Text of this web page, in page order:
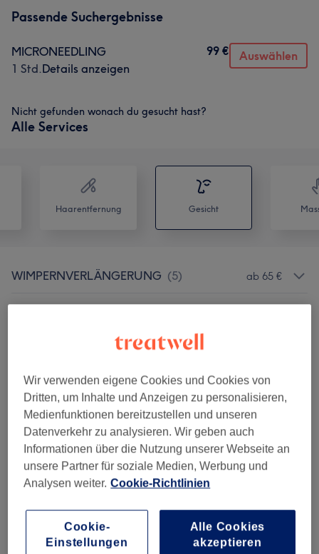
Passende Suchergebnisse
MICRONEEDLING
1 Std.Details anzeigen
99 € Auswählen
Nicht gefunden wonach du gesucht hast?
Alle Services
Haarentfernung Gesicht
WIMPERNVERLÄNGERUNG (5) ab 65 €
Salonbewertungen
5,0
Wir verwenden eigene Cookies und Cookies von
Dritten, um Inhalte und Anzeigen zu personalisieren,
Medienfunktionen bereitzustellen und unseren
Datenverkehr zu analysieren. Wir geben auch
Informationen über die Nutzung unserer Webseite an
unsere Partner für soziale Medien, Werbung und
Analysen weiter. Cookie-Richtlinien
Cookie-
Einstellungen
Alle Cookies
akzeptieren